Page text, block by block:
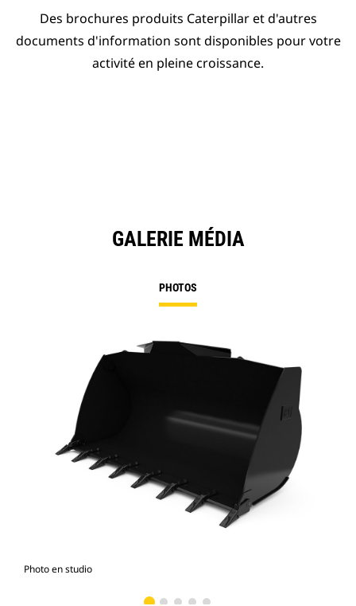
Des brochures produits Caterpillar et d'autres
documents d'information sont disponibles pour votre
activité en pleine croissance.
GALERIE MÉDIA
PHOTOS
Photo en studio